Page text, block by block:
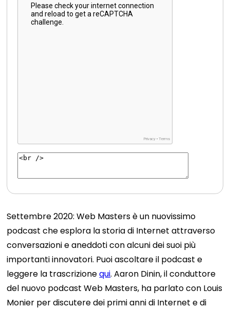
Settembre 2020: Web Masters è un nuovissimo
podcast che esplora la storia di Internet attraverso
conversazioni e aneddoti con alcuni dei suoi più
importanti innovatori. Puoi ascoltare il podcast e
leggere la trascrizionequi. Aaron Dinin, il conduttore
del nuovo podcast Web Masters, ha parlato con Louis
Monier per discutere dei primi anni di Internet e di